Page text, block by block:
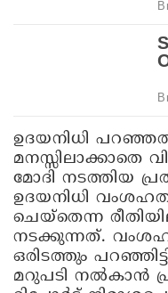
ഉദയനിധി
മനസ്സിലാക്കാതെ
മോദി നടത്തിയ
ഉദയനിധി
ചെയ്തെന്ന
നടക്കുന്നത്.
ഒരിടത്തും
മറുപടി നല്‍കാന്‍